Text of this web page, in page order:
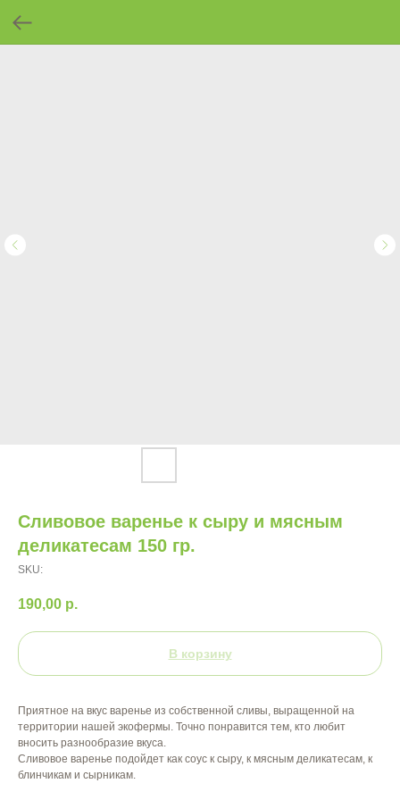
Сливовое варенье к сыру и мясным
деликатесам 150 гр.
SKU:
190,00 р.
В корзину
Приятное на вкус варенье из собственной сливы, выращенной на
территории нашей экофермы. Точно понравится тем, кто любит
вносить разнообразие вкуса.
Сливовое варенье подойдет как соус к сыру, к мясным деликатесам, к
блинчикам и сырникам.